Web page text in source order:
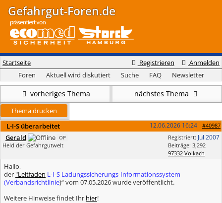
Gefahrgut-Foren.de
Registrieren Anmelden
Startseite
Foren
Aktuell wird diskutiert Suche FAQ Newsletter
vorheriges Thema nächstes Thema
Thema drucken
L-I-S überarbeitet
#40987
12.06.2026 16:24
Registriert: Jul 2007
Beiträge: 3,292
97332 Volkach
Gerald OP
Held der Gefahrgutwelt
Hallo,
der"Leitfaden L-I-S Ladungssicherungs-Informationssystem
(Verbandsrichtlinie)“ vom 07.05.2026 wurde veröffentlicht.
Weitere Hinweise findet Ihr hier!